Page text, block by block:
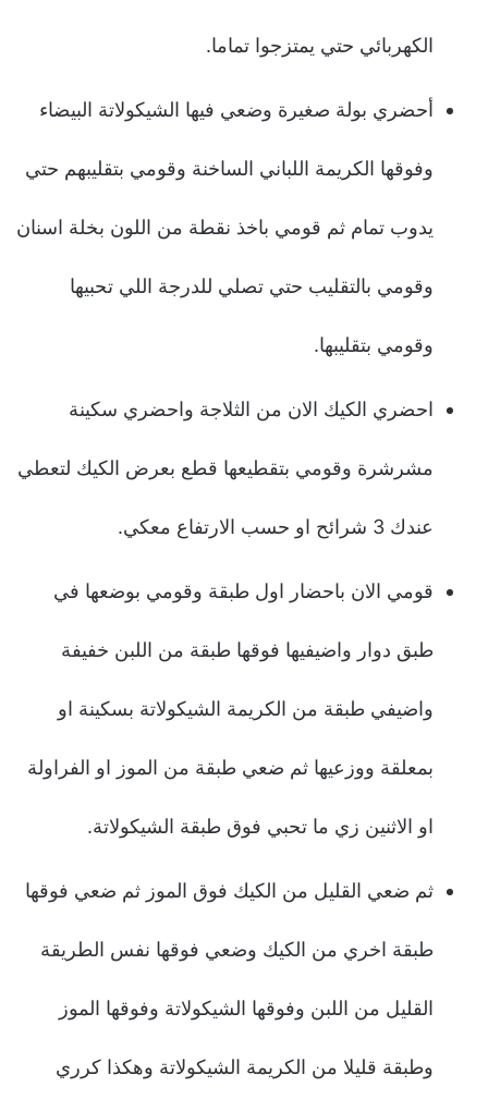
الكهربائي حتي يمتزجوا تماما.
أحضري بولة صغيرة وضعي فيها الشيكولاتة البيضاء
وفوقها الكريمة اللباني الساخنة وقومي بتقليبهم حتي
يدوب تمام ثم قومي باخذ نقطة من اللون بخلة اسنان
وقومي بالتقليب حتي تصلي للدرجة اللي تحبيها
وقومي بتقليبها.
احضري الكيك الان من الثلاجة واحضري سكينة
مشرشرة وقومي بتقطيعها قطع بعرض الكيك لتعطي
عندك 3 شرائح او حسب الارتفاع معكي.
قومي الان باحضار اول طبقة وقومي بوضعها في
طبق دوار واضيفيها فوقها طبقة من اللبن خفيفة
واضيفي طبقة من الكريمة الشيكولاتة بسكينة او
بمعلقة ووزعيها ثم ضعي طبقة من الموز او الفراولة
او الاثنين زي ما تحبي فوق طبقة الشيكولاتة.
ثم ضعي القليل من الكيك فوق الموز ثم ضعي فوقها
طبقة اخري من الكيك وضعي فوقها نفس الطريقة
القليل من اللبن وفوقها الشيكولاتة وفوقها الموز
وطبقة قليلا من الكريمة الشيكولاتة وهكذا كرري